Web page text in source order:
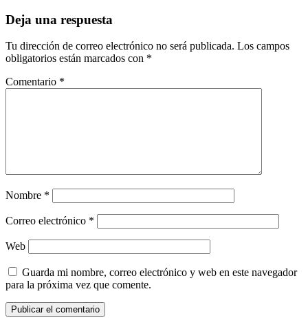
Deja una respuesta
Tu dirección de correo electrónico no será publicada. Los campos
obligatorios están marcados con *
Comentario *
Nombre *
Correo electrónico *
Web
Guarda mi nombre, correo electrónico y web en este navegador
para la próxima vez que comente.